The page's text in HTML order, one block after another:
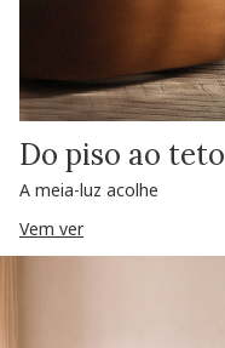
Do piso ao teto
A meia-luz acolhe
Vem ver